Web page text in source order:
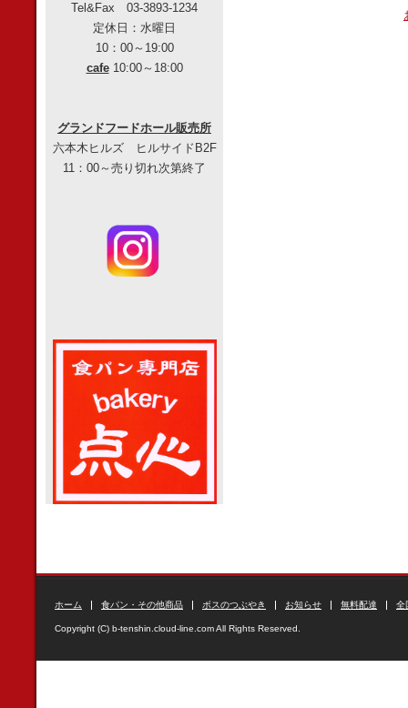
Tel&Fax 03-3893-1234
定休日：水曜日
10：00～19:00
cafe10:00～18:00
グランドフードホール販売所
六本木ヒルズ ヒルサイドB2F
11：00～売り切れ次第終了
ホーム 食パン・その他商品 ボスのつぶやき お知らせ 無料配達 全
Copyright (C) b-tenshin.cloud-line.com All Rights Reserved.